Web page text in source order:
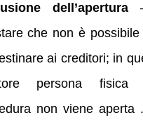
dell’apertura–
che non è
ai creditori; in
persona fisica
non viene aperta